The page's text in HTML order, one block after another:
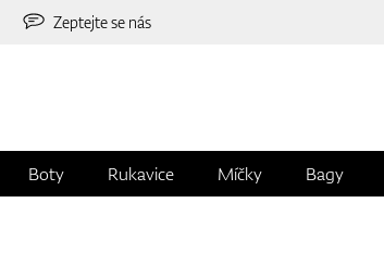
Zeptejte se nás
Boty Rukavice Míčky Bagy